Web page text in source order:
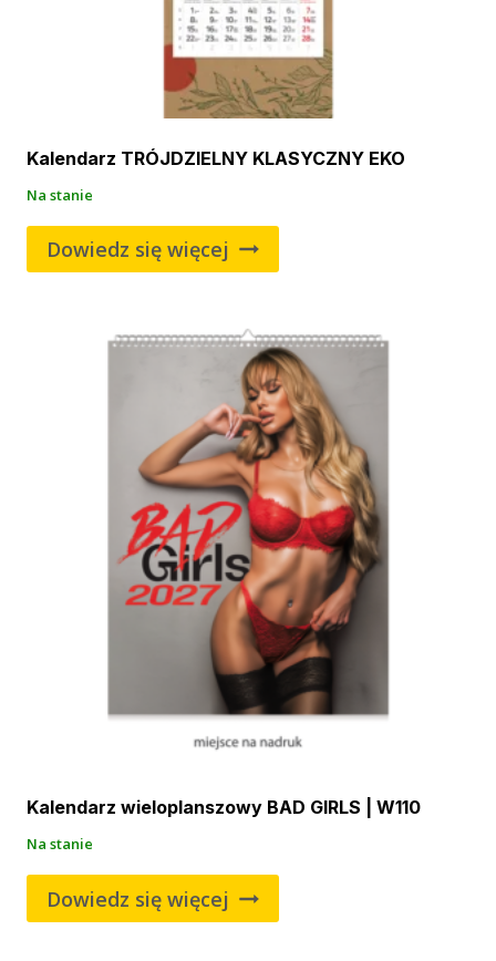
Kalendarz TRÓJDZIELNY KLASYCZNY EKO
Na stanie
Dowiedz się więcej
Kalendarz wieloplanszowy BAD GIRLS | W110
Na stanie
Dowiedz się więcej